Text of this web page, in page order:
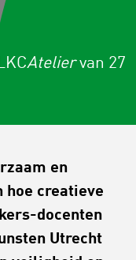
Ateliervan 27
en
hoe creatieve
docenten
Utrecht